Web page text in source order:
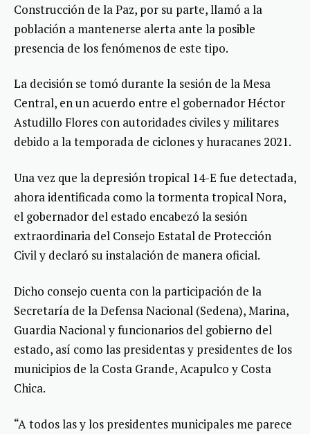
Construcción de la Paz, por su parte, llamó a la
población a mantenerse alerta ante la posible
presencia de los fenómenos de este tipo.
La decisión se tomó durante la sesión de la Mesa
Central, en un acuerdo entre el gobernador Héctor
Astudillo Flores con autoridades civiles y militares
debido a la temporada de ciclones y huracanes 2021.
Una vez que la depresión tropical 14-E fue detectada,
ahora identificada como la tormenta tropical Nora,
el gobernador del estado encabezó la sesión
extraordinaria del Consejo Estatal de Protección
Civil y declaró su instalación de manera oficial.
Dicho consejo cuenta con la participación de la
Secretaría de la Defensa Nacional (Sedena), Marina,
Guardia Nacional y funcionarios del gobierno del
estado, así como las presidentas y presidentes de los
municipios de la Costa Grande, Acapulco y Costa
Chica.
“A todos las y los presidentes municipales me parece